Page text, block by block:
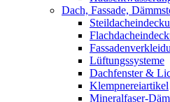
Dach, Fassade,
Lüftungssysteme
Dachfenster &
Klempnereiartikel
Mineralfaser-